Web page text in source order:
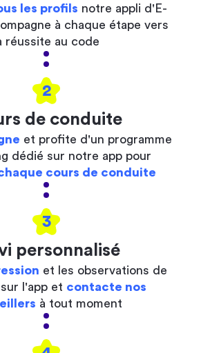
les profils notre appli d'E-
à chaque étape vers
réussite au code
2
de conduite
et profite d'un programme
dédié sur notre app pour
cours de conduite
3
personnalisé
et les observations de
l'app et contacte nos
à tout moment